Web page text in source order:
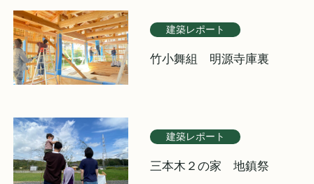
建築レポート
竹小舞組 明源寺庫裏
建築レポート
三本木２の家 地鎮祭